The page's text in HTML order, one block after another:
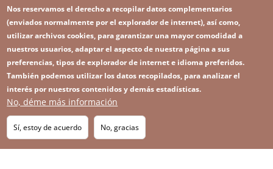
Footer
menu
Suscríbase a nuestro Newsletter
Image
SITEMAP
IMAGE
Nos reservamos el derecho a recopilar datos complementarios
(enviados normalmente por el explorador de internet), así como,
utilizar archivos cookies, para garantizar una mayor comodidad a
nuestros usuarios, adaptar el aspecto de nuestra página a sus
preferencias, tipos de explorador de internet e idioma preferidos.
También podemos utilizar los datos recopilados, para analizar el
interés por nuestros contenidos y demás estadísticas.
No, déme más información
Sí, estoy de acuerdo No, gracias